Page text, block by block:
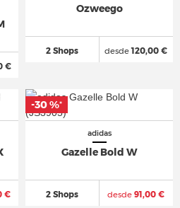
€
Ozweego
2 Shops desde120,00 €
€
adidas
Gazelle Bold W
2 Shops desde 91,00 €
-30 %*